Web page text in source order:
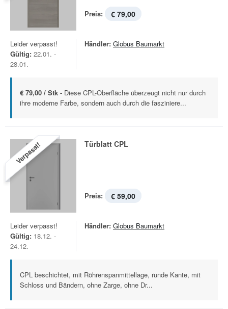
Preis: € 79,00
Leider verpasst!
Gültig: 22.01. -
28.01.
Händler: Globus Baumarkt
€ 79,00 / Stk - Diese CPL-Oberfläche überzeugt nicht nur durch
ihre moderne Farbe, sondern auch durch die fasziniere...
Verpasst! Türblatt CPL
Preis: € 59,00
Leider verpasst!
Gültig: 18.12. -
24.12.
Händler: Globus Baumarkt
CPL beschichtet, mit Röhrenspanmittellage, runde Kante, mit
Schloss und Bändern, ohne Zarge, ohne Dr...